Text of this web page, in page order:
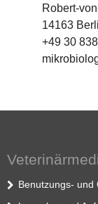
Robert-
14163
+49 30
Benutzungs- und